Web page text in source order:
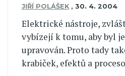
JIŘÍ POLÁŠEK , 30. 4. 2004
Elektrické nástroje,
vybízejí k tomu, aby byl
upravován. Proto tady
krabiček, efektů a